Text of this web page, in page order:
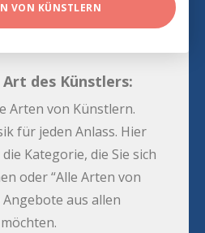
VON KÜNSTLERN
Art des Künstlers:
Arten von Künstlern.
für jeden Anlass. Hier
Kategorie, die Sie sich
oder “Alle Arten von
aus allen